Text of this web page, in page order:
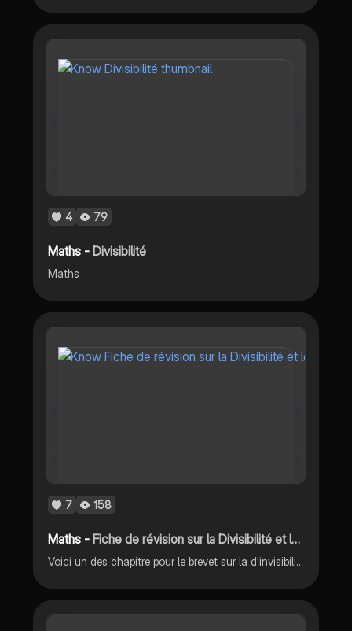
4 79
Maths -Divisibilité
Maths
7 158
Maths -Fiche de révision sur la Divisibilité et les Nombres premiers
Voici un des chapitre pour le brevet sur la d'invisibilité et les nombres premiers.